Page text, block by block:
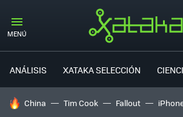
MENÚ
ANÁLISIS XATAKA SELECCIÓN
HOY SE HABLA DE
China Tim Cook Fallout